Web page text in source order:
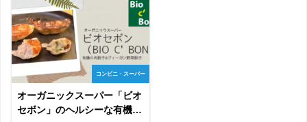
コンビニ・スーパー
オーガニックスーパー「ビオ
セボン」のヘルシーな有機餃